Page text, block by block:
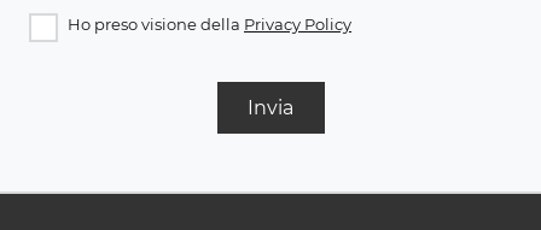
Ho preso visione della Privacy Policy
Invia